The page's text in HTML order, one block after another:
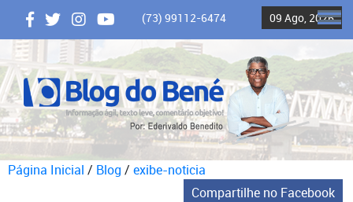
(73) 99112-6474 09 Ago, 2026
Página Inicial / Blog / exibe-noticia
Compartilhe no Facebook